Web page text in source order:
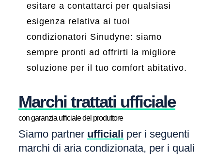
esitare a contattarci per qualsiasi
esigenza relativa ai tuoi
condizionatori Sinudyne: siamo
sempre pronti ad offrirti la migliore
soluzione per il tuo comfort abitativo.
Marchi trattati ufficiale
con garanzia ufficiale del produttore
Siamo partner ufficiali per i seguenti
marchi di aria condizionata, per i quali